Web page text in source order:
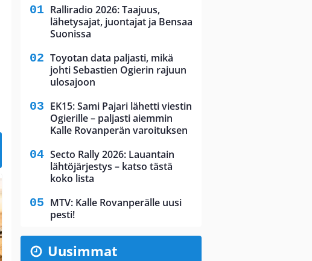
Ralliradio 2026: Taajuus,
lähetysajat, juontajat ja Bensaa
Suonissa
Toyotan data paljasti, mikä
johti Sebastien Ogierin rajuun
ulosajoon
EK15: Sami Pajari lähetti viestin
Ogierille – paljasti aiemmin
Kalle Rovanperän varoituksen
Secto Rally 2026: Lauantain
lähtöjärjestys – katso tästä
koko lista
MTV: Kalle Rovanperälle uusi
pesti!
Uusimmat